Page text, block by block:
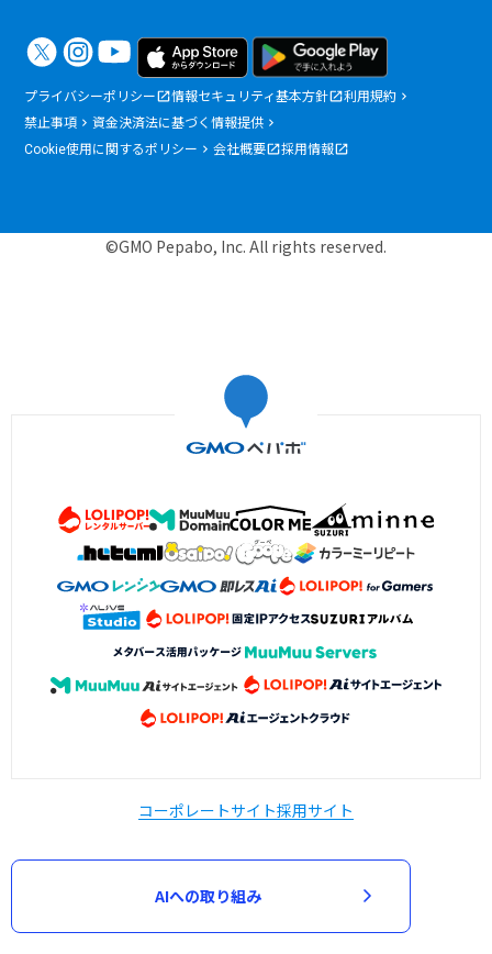
プライバシーポリシー 情報セキュリティ基本方針
利用規約
禁止事項
資金決済法に基づく情報提供
Cookie使用に関するポリシー
会社概要 採用情報
©GMO Pepabo, Inc. All rights reserved.
コーポレートサイト採用サイト
AIへの取り組み